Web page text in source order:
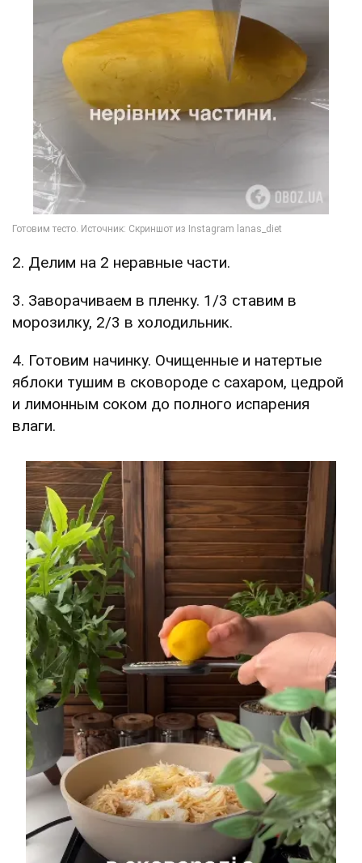
2. Делим на 2 неравные части.
3. Заворачиваем в пленку. 1/3 ставим в
морозилку, 2/3 в холодильник.
4. Готовим начинку. Очищенные и натертые
яблоки тушим в сковороде с сахаром, цедрой
и лимонным соком до полного испарения
влаги.